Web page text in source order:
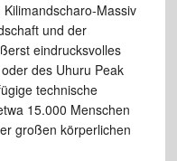
Massiv
und der
eindrucksvolles
des Uhuru Peak
technische
15.000 Menschen
großen körperlichen